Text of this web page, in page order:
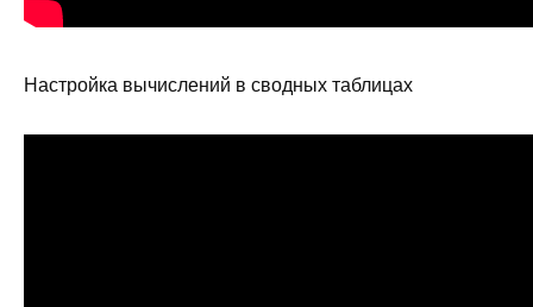
Настройка вычислений в сводных таблицах